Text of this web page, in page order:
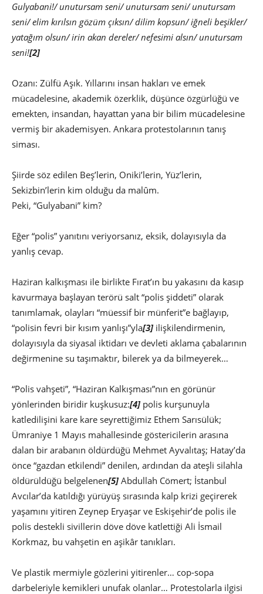
Gulyabani!/ unutursam seni/ unutursam seni/ unutursam
seni/ elim kırılsın gözüm çıksın/ dilim kopsun/ iğneli beşikler/
yatağım olsun/ irin akan dereler/ nefesimi alsın/ unutursam
seni![2]
Ozanı: Zülfü Aşık. Yıllarını insan hakları ve emek
mücadelesine, akademik özerklik, düşünce özgürlüğü ve
emekten, insandan, hayattan yana bir bilim mücadelesine
vermiş bir akademisyen. Ankara protestolarının tanış
siması.
Şiirde söz edilen Beş’lerin, Oniki’lerin, Yüz’lerin,
Sekizbin’lerin kim olduğu da malûm.
Peki, “Gulyabani” kim?
Eğer “polis” yanıtını veriyorsanız, eksik, dolayısıyla da
yanlış cevap.
Haziran kalkışması ile birlikte Fırat’ın bu yakasını da kasıp
kavurmaya başlayan terörü salt “polis şiddeti” olarak
tanımlamak, olayları “müessif bir münferit”e bağlayıp,
“polisin fevri bir kısım yanlışı”yla[3]ilişkilendirmenin,
dolayısıyla da siyasal iktidarı ve devleti aklama çabalarının
değirmenine su taşımaktır, bilerek ya da bilmeyerek…
“Polis vahşeti”, “Haziran Kalkışması”nın en görünür
yönlerinden biridir kuşkusuz:[4]polis kurşunuyla
katledilişini kare kare seyrettiğimiz Ethem Sarısülük;
Ümraniye 1 Mayıs mahallesinde göstericilerin arasına
dalan bir arabanın öldürdüğü Mehmet Ayvalıtaş; Hatay’da
önce “gazdan etkilendi” denilen, ardından da ateşli silahla
öldürüldüğü belgelenen[5]Abdullah Cömert; İstanbul
Avcılar’da katıldığı yürüyüş sırasında kalp krizi geçirerek
yaşamını yitiren Zeynep Eryaşar ve Eskişehir’de polis ile
polis destekli sivillerin döve döve katlettiği Ali İsmail
Korkmaz, bu vahşetin en aşikâr tanıkları.
Ve plastik mermiyle gözlerini yitirenler… cop-sopa
darbeleriyle kemikleri unufak olanlar… Protestolarla ilgisi